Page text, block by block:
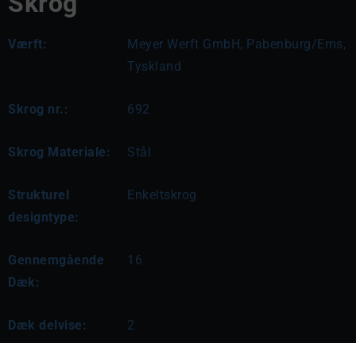
Værft:
Meyer Werft GmbH, Pabenburg/Ems,
Tyskland
Skrog nr.: 692
Skrog Materiale: Stål
Strukturel
designtype:
Enkeltskrog
Gennemgående
Dæk:
16
Dæk delvise: 2